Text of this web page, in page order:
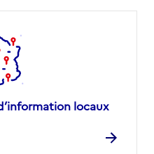
locaux